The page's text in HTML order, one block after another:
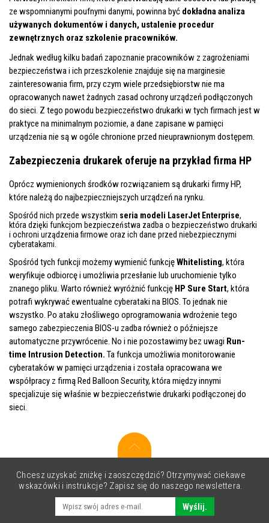
ze wspomnianymi poufnymi danymi, powinna być dokładna analiza
używanych dokumentów i danych, ustalenie procedur
zewnętrznych oraz szkolenie pracowników.
Jednak według kilku badań zapoznanie pracowników z zagrożeniami
bezpieczeństwa i ich przeszkolenie znajduje się na marginesie
zainteresowania firm, przy czym wiele przedsiębiorstw nie ma
opracowanych nawet żadnych zasad ochrony urządzeń podłączonych
do sieci. Z tego powodu bezpieczeństwo drukarki w tych firmach jest w
praktyce na minimalnym poziomie, a dane zapisane w pamięci
urządzenia nie są w ogóle chronione przed nieuprawnionym dostępem.
Zabezpieczenia drukarek oferuje na przykład firma HP
Oprócz wymienionych środków rozwiązaniem są drukarki firmy HP,
które należą do najbezpieczniejszych urządzeń na rynku.
Spośród nich przede wszystkim seria modeli LaserJet Enterprise,
która dzięki funkcjom bezpieczeństwa zadba o bezpieczeństwo drukarki
i ochroni urządzenia firmowe oraz ich dane przed niebezpiecznymi
cyberatakami.
Spośród tych funkcji możemy wymienić funkcjęWhitelisting, która
weryfikuje odbiorcę i umożliwia przesłanie lub uruchomienie tylko
znanego pliku. Warto również wyróżnić funkcję HP Sure Start, która
potrafi wykrywać ewentualne cyberataki na BIOS. To jednak nie
wszystko. Po ataku złośliwego oprogramowania wdrożenie tego
samego zabezpieczenia BIOS-u zadba również o późniejsze
automatyczne przywrócenie. No i nie pozostawimy bez uwagi Run-
time Intrusion Detection. Ta funkcja umożliwia monitorowanie
cyberataków w pamięci urządzenia i została opracowana we
współpracy z firmą Red Balloon Security, która między innymi
specjalizuje się właśnie w bezpieczeństwie drukarki podłączonej do
sieci.
Chcesz uzyskać zniżkę i zaoszczędzić? Otrzymywać ciekawe
wskazówki i instrukcje? Zapisz się do naszego newslettera.
Wyślij.